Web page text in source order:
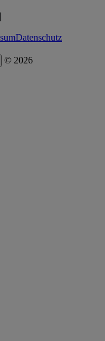
Datenschutz
© 2026